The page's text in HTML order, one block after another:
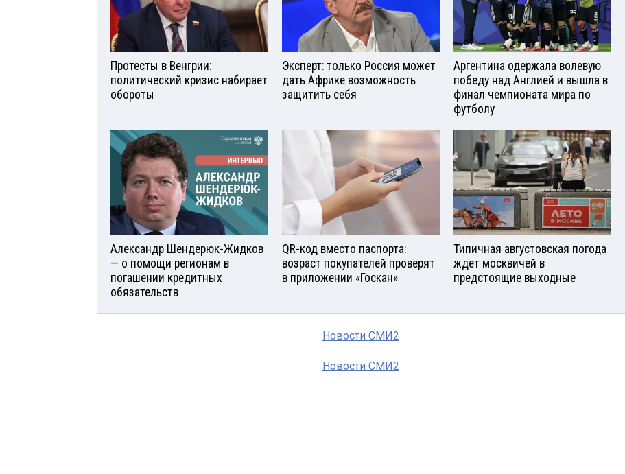
Протесты в Венгрии:
политический кризис набирает
обороты
Эксперт: только Россия может
дать Африке возможность
защитить себя
Аргентина одержала волевую
победу над Англией и вышла в
финал чемпионата мира по
футболу
Александр Шендерюк-Жидков
— о помощи регионам в
погашении кредитных
обязательств
QR-код вместо паспорта:
возраст покупателей проверят
в приложении «Госкан»
Типичная августовская погода
ждет москвичей в
предстоящие выходные
Новости СМИ2
Новости СМИ2